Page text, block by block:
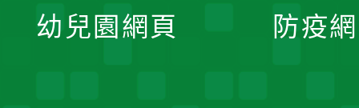
幼兒園網頁 防疫